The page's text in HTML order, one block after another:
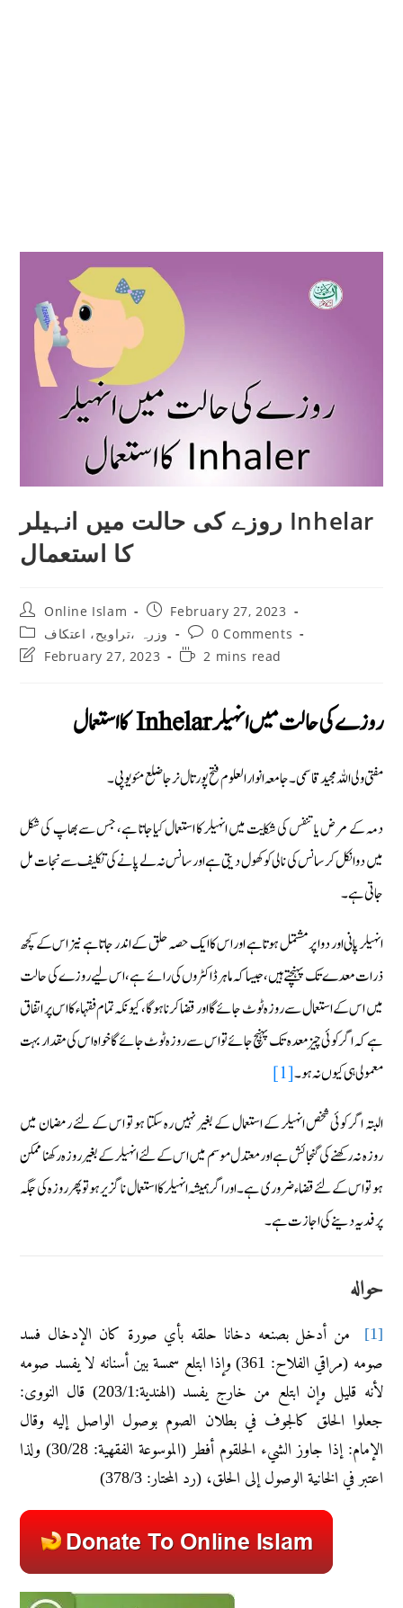
روزے كى حالت ميں انہیلر Inhelar
کا استعمال
Post
author:
Online Islam
Post
published:
February 27, 2023
Post
category:
وزرہ ،تراويح، اعتكاف
Post
comments:
0 Comments
PostFebruary 27, 2023
Reading2 mins read
روزے كى حالت ميں انہیلر Inhelar کا استعمال
مفتی ولی اللہ مجید قاسمی۔ جامعہ انوار العلوم فتح پور تال نرجا ضلع مئو یوپی۔
دمہ کے مرض یا تنفس کی شکایت میں انہیلر کا استعمال کیاجاتا ہے، جس سے بھاپ کی شکل
میں دوا نکل کر سانس کی نالی کو کھول دیتی ہے اور سانس نہ لے پانے کی تکلیف سے نجات مل
جاتی ہے۔
انہیلر پانی اور دوا پر مشتمل ہوتا ہے اور اس کا ایک حصہ حلق کے اندر جاتا ہے نیز اس کے کچھ
ذرات معدے تک پہنچتے ہیں، جیسا کہ ماہر ڈاکٹروں کی رائے ہے، اس لیے روزے کی حالت
میں اس کے استعمال سے روزہ ٹوٹ جائے گا اور قضا کرنا ہو گا، کیونکہ تمام فقہاء کا اس پر اتفاق
ہے کہ اگر کوئی چیز معدہ تک پہنچ جائے تو اس سے روزہ ٹوٹ جائے گا خواہ اس کی مقدار بہت
معمولی ہی کیوں نہ ہو۔[1]
البتہ اگر کوئی شخص انہیلر کے استعمال کے بغیر نہیں رہ سکتا ہو تو اس کے لئے رمضان میں
روزہ نہ رکھنے کی گنجائش ہے اور معتدل موسم میں اس کے لئے انہیلر کے بغیر روزہ رکھنا ممکن
ہو تو اس کے لئے قضاء ضروری ہے۔ اور اگر ہمیشہ انہیلر کا استعمال ناگزیر ہو تو پھر روزہ کی جگہ
پر فدیہ دینے کی اجازت ہے۔
حواله
[1]
من أدخل بصنعه دخانا حلقه بأي صورۃ کان الإدخال فسد
صومه (مراقي الفلاح: 361) وإذا ابتلع سمسة بين أسنانه لا يفسد صومه
لأنه قليل وإن ابتلع من خارج يفسد (الهندية:203/1) قال النووی:
جعلوا الحلق کالجوف في بطلان الصوم بوصول الواصل إليه وقال
الإمام: إذا جاوز الشيء الحلقوم أفطر (الموسوعة الفقهية: 30/28) ولذا
اعتبر في الخانية الوصول إلی الحلق، (رد المحتار: 378/3)